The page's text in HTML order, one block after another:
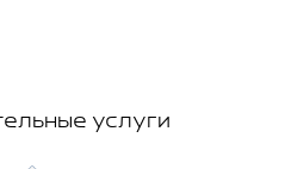
услуги